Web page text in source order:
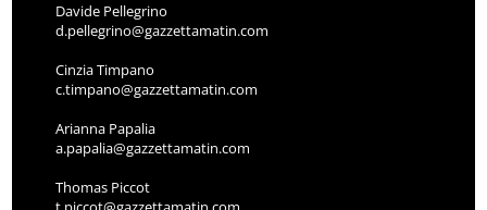
Davide Pellegrino
d.pellegrino@gazzettamatin.com
Cinzia Timpano
c.timpano@gazzettamatin.com
Arianna Papalia
a.papalia@gazzettamatin.com
Thomas Piccot